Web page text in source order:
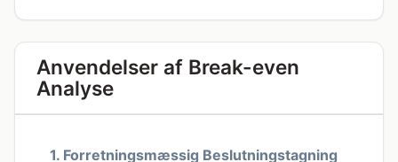
Anvendelser af Break-even
Analyse
1. Forretningsmæssig Beslutningstagning